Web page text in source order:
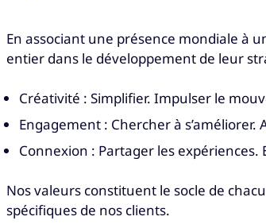
En associant une présence mondiale à
entier dans le développement de leur
Créativité : Simplifier. Impulser le
Engagement : Chercher à s’améliorer.
Connexion : Partager les expériences.
Nos valeurs constituent le socle de
spécifiques de nos clients.